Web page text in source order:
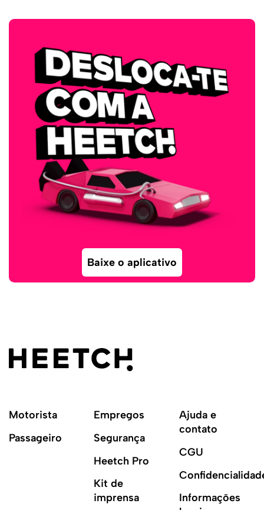
Baixe o aplicativo
Motorista
Passageiro
Empregos
Segurança
Heetch Pro
Kit de
imprensa
Ajuda e
contato
CGU
Informações